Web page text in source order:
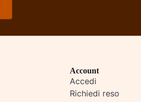
Account
Accedi
Richiedi reso